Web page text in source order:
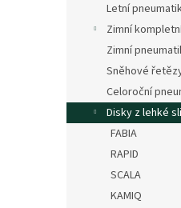
Letní
Zimní
Zimní
Sněhové
Celoroční
Disky z lehké
FABIA
RAPID
SCALA
KAMIQ